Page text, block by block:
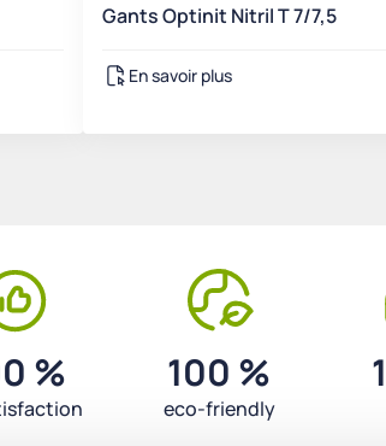
Gants Optinit Nitril T 7/7,5
En savoir plus
% 100 %
eco-friendly